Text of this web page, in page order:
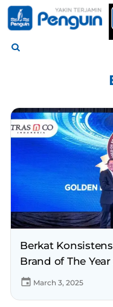
Berkat
Brand of The Year
March 3, 2025